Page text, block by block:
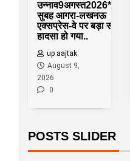
उन्नाव9अगस्त2026*रविवार
सुबह आगरा-लखनऊ
एक्सप्रेस-वे पर बड़ा सड़क
हादसा हो गया..
up aajtak
August 9,
2026
0
POSTS SLIDER